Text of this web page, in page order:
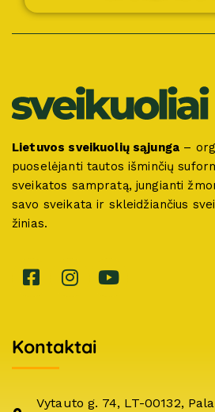
Lietuvos sveikuolių sąjunga –
puoselėjanti tautos išminčių
sveikatos sampratą, jungianti
savo sveikata ir skleidžiančius
žinias.
Kontaktai
Vytauto g. 74, LT-00132,